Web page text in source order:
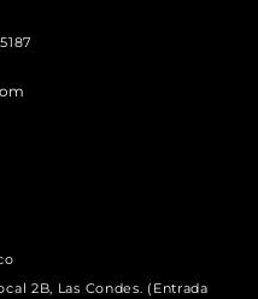
2B, Las Condes. (Entrada